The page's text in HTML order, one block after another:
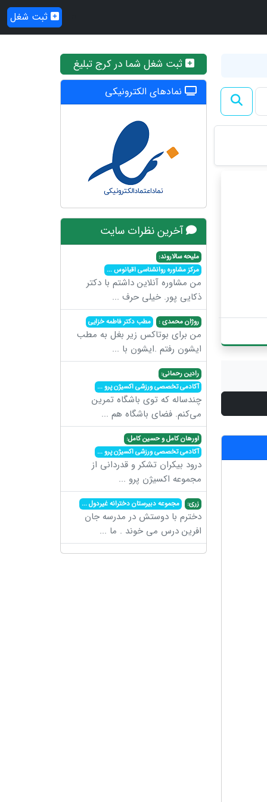
ثبت شغل
ثبت شغل شما در کرج تبلیغ
نمادهای الکترونیکی
آخرین نظرات سایت
ملیحه سالاروند:
مرکز مشاوره روانشناسی اقیانوس...
من مشاوره آنلاین داشتم با دکتر
ذکایی پور. خیلی حرف ...
روژان محمدی : مطب دکتر فاطمه خزایی
من برای بوتاکس زیر بغل به مطب
ایشون رفتم .ایشون با ...
رادین رحمانی:
آکادمی تخصصی ورزشی اکسیژن پرو...
چندساله که توی باشگاه تمرین
می‌کنم. فضای باشگاه هم ...
اورهان کامل و حسین کامل:
آکادمی تخصصی ورزشی اکسیژن پرو...
درود بیکران تشکر و قدردانی از
مجموعه اکسیژن پرو ...
زری: مجموعه دبیرستان دخترانه غیردول...
دخترم با دوستش در مدرسه جان
افرین درس می خوند . ما ...